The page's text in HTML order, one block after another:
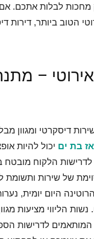
מחכות לבלות אתכם.
הטוב ביותר, דירות
אירוטי –
דיסקרטי ומגוון
בת ים יכול להיות
לדרישות הלקוח
של שירות ותשומת
הליווי מציעות
המותאמים לדרישות